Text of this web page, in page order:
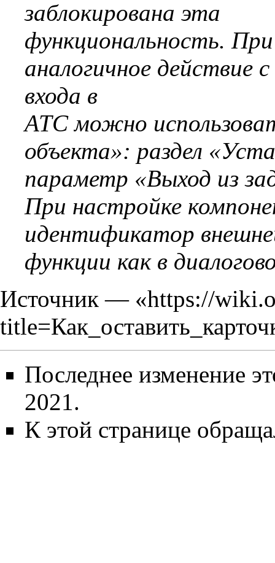
заблокирована эта
функциональность.
аналогичное действие
входа в
АТС можно
объекта»: раздел
параметр «Выход из
При настройке
идентификатор
функции как в
Источник — «https://
Последнее изменение
2021.
К этой странице